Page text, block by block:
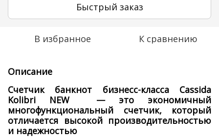
Быстрый заказ
В избранное К сравнению
Описание
Счетчик банкнот бизнесс-класса Cassida
Kolibri NEW — это экономичный
многофункциональный счетчик, который
отличается высокой производительностью
и надежностью